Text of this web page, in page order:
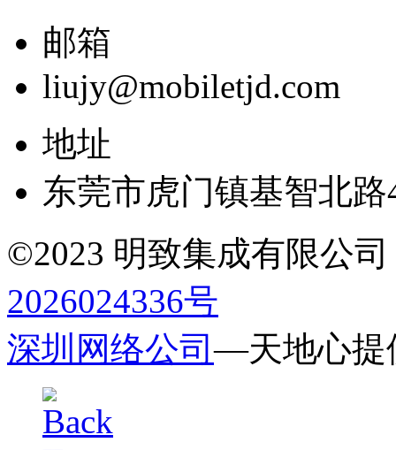
邮箱
liujy@mobiletjd.com
地址
东莞市虎门镇基智北路
©2023 明致集成有限公
2026024336号
深圳网络公司—天地心提